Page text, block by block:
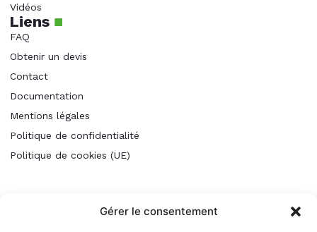
Gérer le consentement
Vidéos
Liens ■
FAQ
Obtenir un devis
Contact
Documentation
Mentions légales
Politique de confidentialité
Politique de cookies (UE)